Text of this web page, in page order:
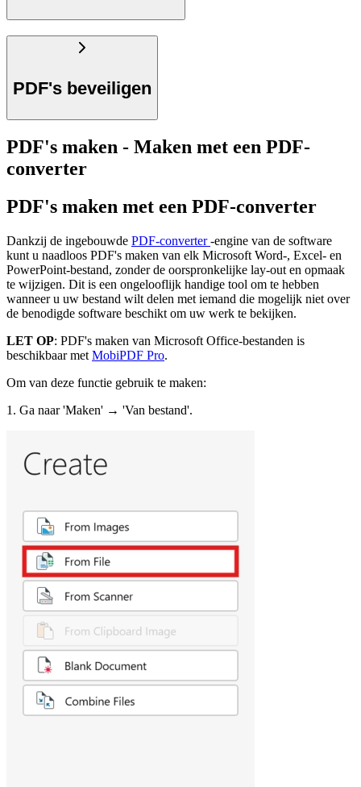
PDF's beveiligen
PDF's maken - Maken met een PDF-
converter
PDF's maken met een PDF-converter
Dankzij de ingebouwde PDF-converter-engine van de software
kunt u naadloos PDF's maken van elk Microsoft Word-, Excel- en
PowerPoint-bestand, zonder de oorspronkelijke lay-out en opmaak
te wijzigen. Dit is een ongelooflijk handige tool om te hebben
wanneer u uw bestand wilt delen met iemand die mogelijk niet over
de benodigde software beschikt om uw werk te bekijken.
LET OP: PDF's maken van Microsoft Office-bestanden is
beschikbaar met MobiPDF Pro.
Om van deze functie gebruik te maken:
1. Ga naar 'Maken' → 'Van bestand'.